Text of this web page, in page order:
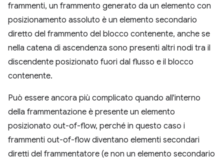
frammenti, un frammento generato da un elemento con
posizionamento assoluto è un elemento secondario
diretto del frammento del blocco contenente, anche se
nella catena di ascendenza sono presenti altri nodi tra il
discendente posizionato fuori dal flusso e il blocco
contenente.
Può essere ancora più complicato quando all'interno
della frammentazione è presente un elemento
posizionato out-of-flow, perché in questo caso i
frammenti out-of-flow diventano elementi secondari
diretti del frammentatore (e non un elemento secondario